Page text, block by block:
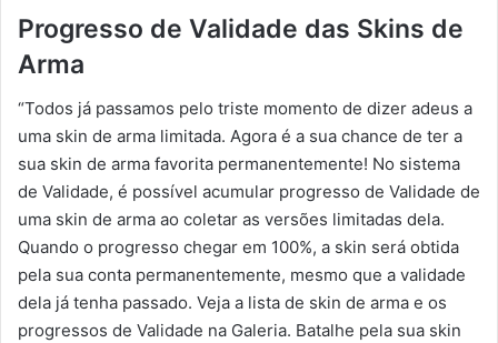
Progresso de Validade das Skins de
Arma
“Todos já passamos pelo triste momento de dizer adeus a
uma skin de arma limitada. Agora é a sua chance de ter a
sua skin de arma favorita permanentemente! No sistema
de Validade, é possível acumular progresso de Validade de
uma skin de arma ao coletar as versões limitadas dela.
Quando o progresso chegar em 100%, a skin será obtida
pela sua conta permanentemente, mesmo que a validade
dela já tenha passado. Veja a lista de skin de arma e os
progressos de Validade na Galeria. Batalhe pela sua skin